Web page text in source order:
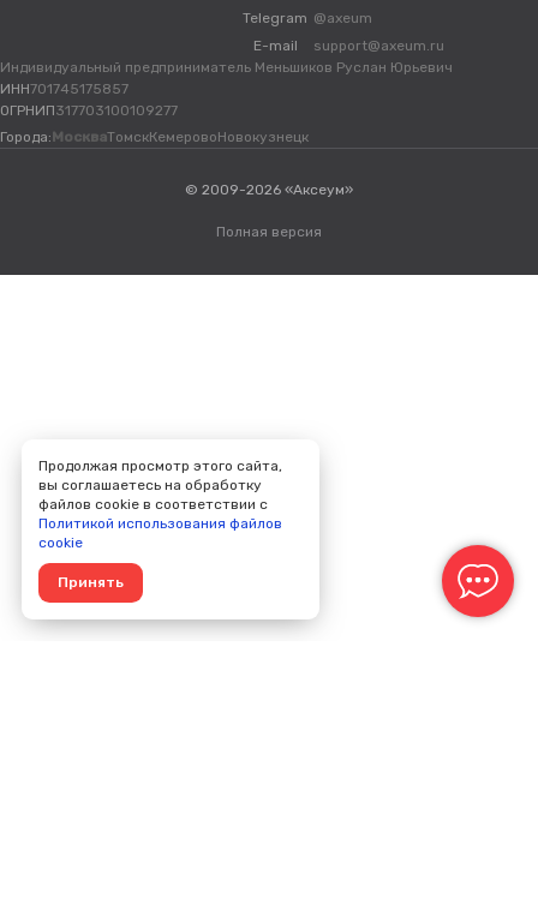
Telegram @axeum
E-mail
support@axeum.ru
Индивидуальный предприниматель Меньшиков Руслан Юрьевич
ИНН701745175857
ОГРНИП317703100109277
Города: МоскваТомскКемеровоНовокузнецк
© 2009-2026 «Аксеум»
Полная версия
Продолжая просмотр этого сайта,
вы соглашаетесь на обработку
файлов cookie в соответствии с
Политикой использования файлов
cookie
Принять